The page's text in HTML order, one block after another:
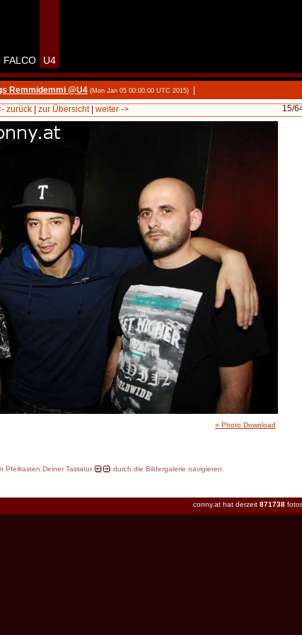
FALCO U4
Remmidemmi @U4 (Mon Jan 05 00:00:00 UTC 2015)
15/
zurück| zur Übersicht| weiter ->
» Photo Download
Pfeiltasten Deiner Tastatur durch die Bildergalerie navigieren.
conny.at hat derzeit 871738